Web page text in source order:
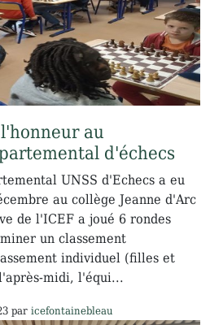
au
d'échecs
UNSS d'Echecs a eu
au collège Jeanne d'Arc
de l'ICEF a joué 6 rondes
un classement
individuel (filles et
midi, l'équi...
par icefontainebleau